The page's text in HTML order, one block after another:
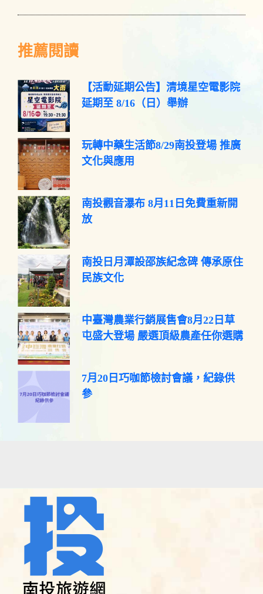
推薦閱讀
【活動延期公告】清境星空電影院
延期至 8/16（日）舉辦
玩轉中藥生活節8/29南投登場 推廣
文化與應用
南投觀音瀑布 8月11日免費重新開
放
南投日月潭設邵族紀念碑 傳承原住
民族文化
中臺灣農業行銷展售會8月22日草
屯盛大登場 嚴選頂級農產任你選購
7月20日巧咖節檢討會議，紀錄供
參